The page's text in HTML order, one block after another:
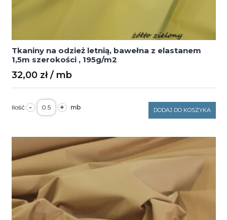
Tkaniny na odzież letnią, bawełna z elastanem
1,5m szerokości , 195g/m2
32,00 zł
- ilość
Tkaniny
na
bawełna
z
elastanem
szerokości
,
195g/m2
+ DODAJ DO KOSZYKA